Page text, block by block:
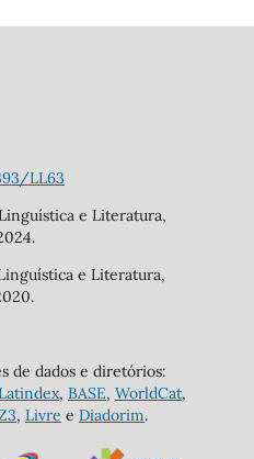
LL63
e Literatura,
e Literatura,
de dados e diretórios:
, BASE, WorldCat,
, Livre e Diadorim.